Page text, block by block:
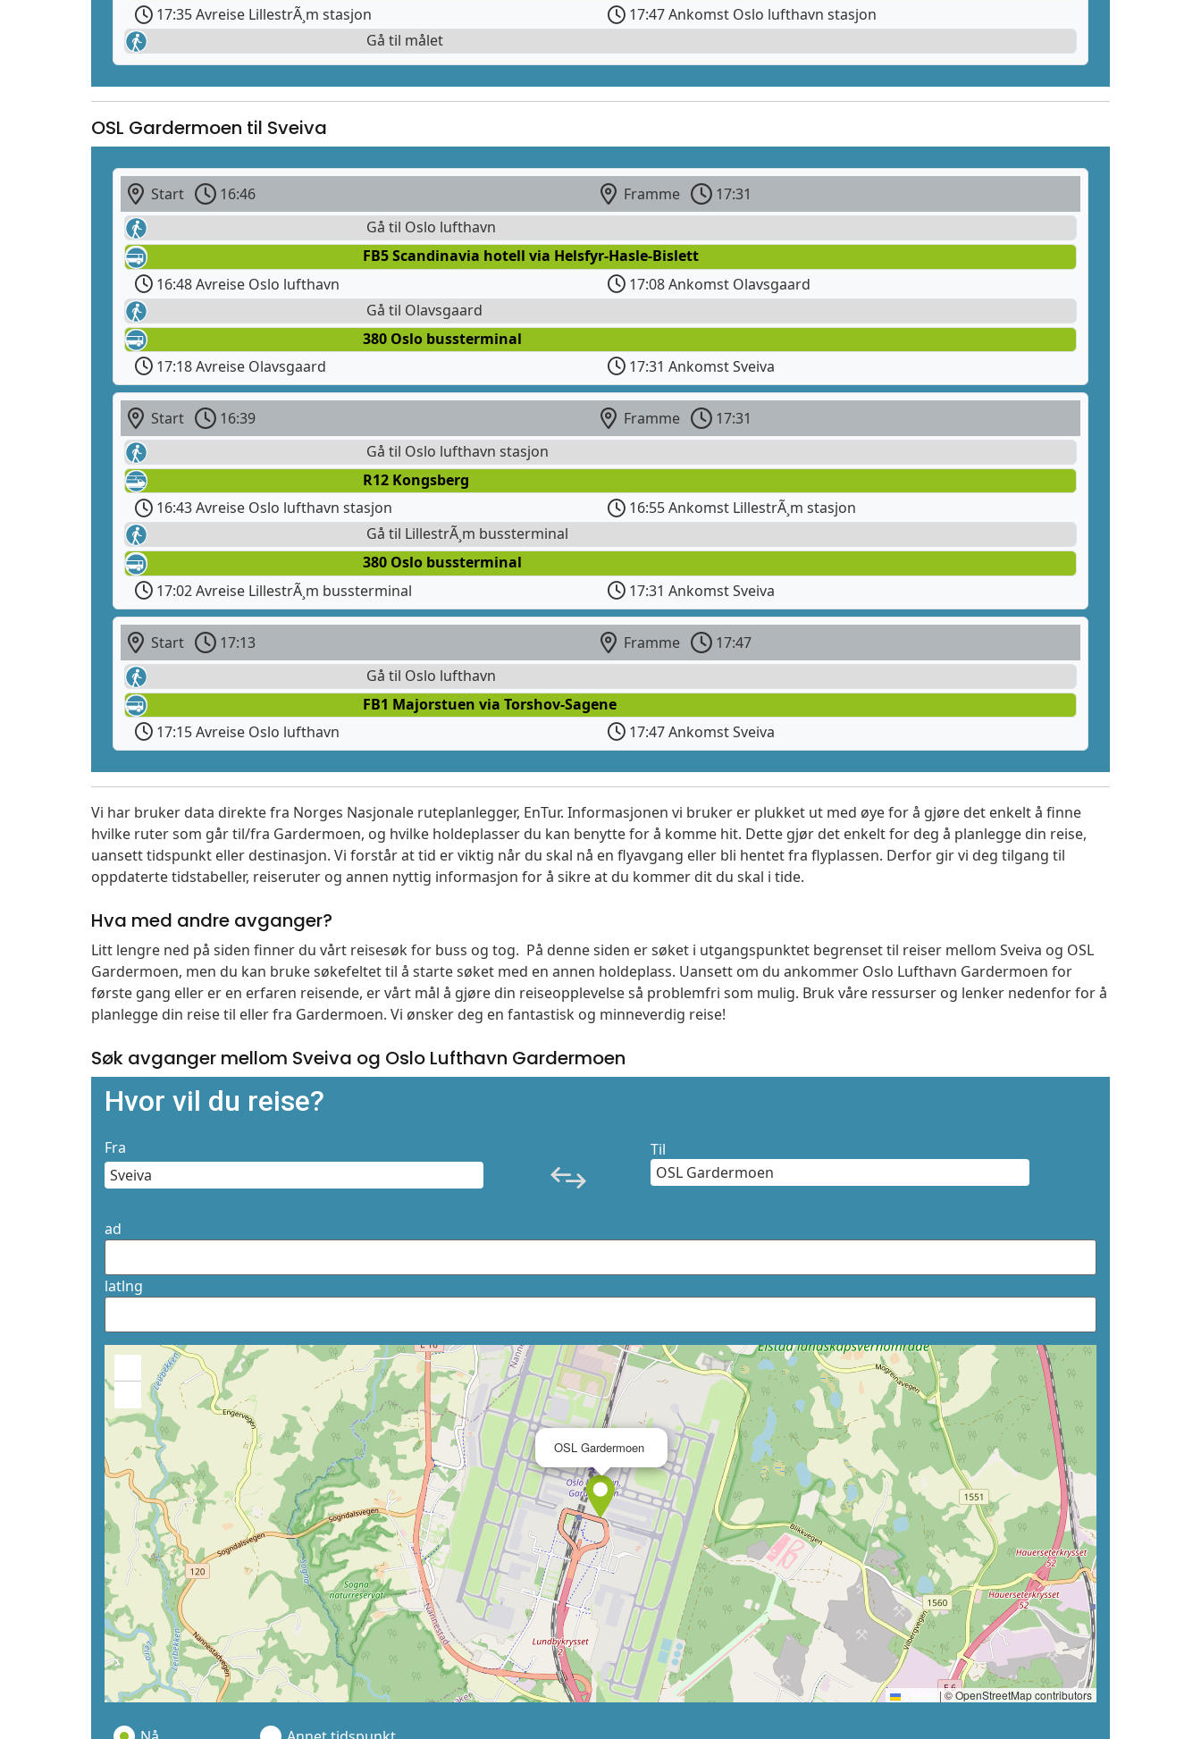
17:35 Avreise LillestrÃ¸m stasjon
17:47 Ankomst Oslo lufthavn stasjon
Gå til målet
OSL Gardermoen til Sveiva
Start 16:46 Framme
17:31
Gå til Oslo lufthavn
FB5 Scandinavia hotell via Helsfyr-Hasle-Bislett
16:48 Avreise Oslo lufthavn
17:08 Ankomst Olavsgaard
Gå til Olavsgaard
380 Oslo bussterminal
17:18 Avreise Olavsgaard
17:31 Ankomst Sveiva
Start 16:39 Framme
17:31
Gå til Oslo lufthavn stasjon
R12 Kongsberg
16:43 Avreise Oslo lufthavn stasjon
16:55 Ankomst LillestrÃ¸m stasjon
Gå til LillestrÃ¸m bussterminal
380 Oslo bussterminal
17:02 Avreise LillestrÃ¸m bussterminal
17:31 Ankomst Sveiva
Start 17:13 Framme
17:47
Gå til Oslo lufthavn
FB1 Majorstuen via Torshov-Sagene
17:15 Avreise Oslo lufthavn
17:47 Ankomst Sveiva
Vi har bruker data direkte fra Norges Nasjonale ruteplanlegger, EnTur. Informasjonen vi bruker er plukket ut med øye for å gjøre det enkelt å finne
hvilke ruter som går til/fra Gardermoen, og hvilke holdeplasser du kan benytte for å komme hit. Dette gjør det enkelt for deg å planlegge din reise,
uansett tidspunkt eller destinasjon. Vi forstår at tid er viktig når du skal nå en flyavgang eller bli hentet fra flyplassen. Derfor gir vi deg tilgang til
oppdaterte tidstabeller, reiseruter og annen nyttig informasjon for å sikre at du kommer dit du skal i tide.
Hva med andre avganger?
Litt lengre ned på siden finner du vårt reisesøk for buss og tog. På denne siden er søket i utgangspunktet begrenset til reiser mellom Sveiva og OSL
Gardermoen, men du kan bruke søkefeltet til å starte søket med en annen holdeplass. Uansett om du ankommer Oslo Lufthavn Gardermoen for
første gang eller er en erfaren reisende, er vårt mål å gjøre din reiseopplevelse så problemfri som mulig. Bruk våre ressurser og lenker nedenfor for å
planlegge din reise til eller fra Gardermoen. Vi ønsker deg en fantastisk og minneverdig reise!
Søk avganger mellom Sveiva og Oslo Lufthavn Gardermoen
Hvor vil du reise?
Fra Til
ad
latlng
OSL Gardermoen
Leaflet | © OpenStreetMap contributors